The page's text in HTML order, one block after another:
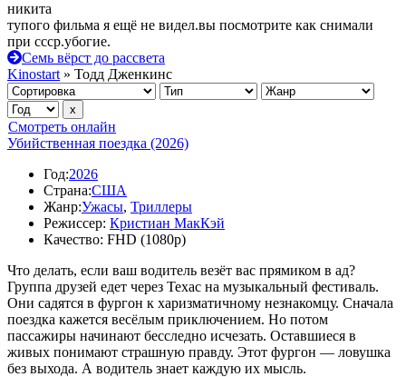
никита
тупого фильма я ещё не видел.вы посмотрите как снимали
при ссср.убогие.
Семь вёрст до рассвета
Kinostart » Тодд Дженкинс
Смотреть онлайн
Убийственная поездка (2026)
Год:2026
Страна:США
Жанр:Ужасы, Триллеры
Режиссер: Кристиан МакКэй
Качество: FHD (1080p)
Что делать, если ваш водитель везёт вас прямиком в ад?
Группа друзей едет через Техас на музыкальный фестиваль.
Они садятся в фургон к харизматичному незнакомцу. Сначала
поездка кажется весёлым приключением. Но потом
пассажиры начинают бесследно исчезать. Оставшиеся в
живых понимают страшную правду. Этот фургон — ловушка
без выхода. А водитель знает каждую их мысль.